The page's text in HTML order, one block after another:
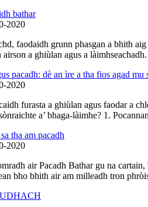
bathar
2020
faodaidh grunn phasgan a bhith
airson a ghiùlan agus a
pacadh: dè an ìre a tha fios agad mu
2020
furasta a ghiùlan agus faodar a
a’ bhaga-làimhe? 1.
tha am pacadh
2020
air Pacadh Bathar gu na
bho bhith air am milleadh tron